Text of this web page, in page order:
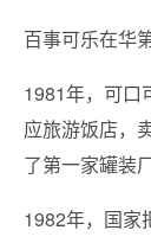
百事可乐在华
1981年，可口
应旅游饭店，
了第一家罐装厂
1982年，国家